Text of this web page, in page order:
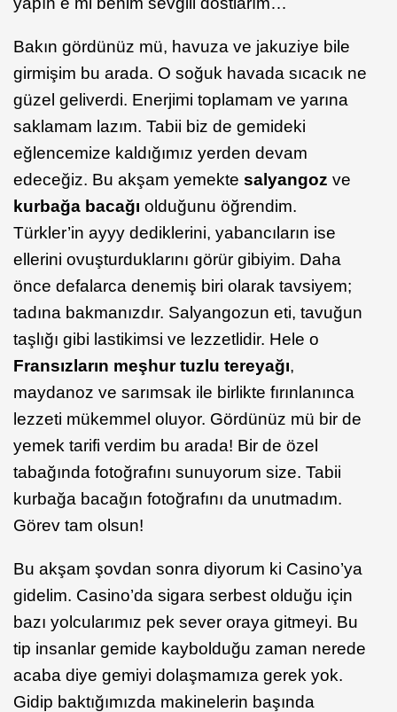
Bakın gördünüz mü, havuza ve jakuziye bile
girmişim bu arada. O soğuk havada sıcacık ne
güzel geliverdi. Enerjimi toplamam ve yarına
saklamam lazım. Tabii biz de gemideki
eğlencemize kaldığımız yerden devam
edeceğiz. Bu akşam yemekte salyangoz ve
kurbağa bacağı olduğunu öğrendim.
Türkler’in ayyy dediklerini, yabancıların ise
ellerini ovuşturduklarını görür gibiyim. Daha
önce defalarca denemiş biri olarak tavsiyem;
tadına bakmanızdır. Salyangozun eti, tavuğun
taşlığı gibi lastikimsi ve lezzetlidir. Hele o
Fransızların meşhur tuzlu tereyağı,
maydanoz ve sarımsak ile birlikte fırınlanınca
lezzeti mükemmel oluyor. Gördünüz mü bir de
yemek tarifi verdim bu arada! Bir de özel
tabağında fotoğrafını sunuyorum size. Tabii
kurbağa bacağın fotoğrafını da unutmadım.
Görev tam olsun!
Bu akşam şovdan sonra diyorum ki Casino’ya
gidelim. Casino’da sigara serbest olduğu için
bazı yolcularımız pek sever oraya gitmeyi. Bu
tip insanlar gemide kaybolduğu zaman nerede
acaba diye gemiyi dolaşmamıza gerek yok.
Gidip baktığımızda makinelerin başında